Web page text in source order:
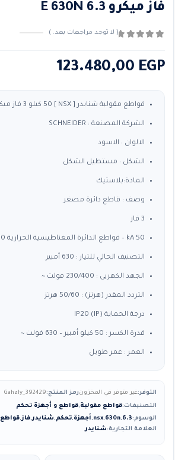
فاز ميكرو 6.3 E 630N
( لا توجد مراجعات بعد. )
123.480,00 EGP
قواطع مقولبة شنايدر [ NSX ] 50 كيلو 3 فاز ميكرو 6.3 E 630N
الشركة المصنعة : SCHNEIDER
الالوان : الاسود
الشكل : مستطيل الشكل
المادة:بلاستيك
وصف : قاطع دائرة مصغر
3 فاز
50 kA – قواطع الدائرة المغناطيسية الحرارية 630 A
التصنيف الحالي للتيار : 630 أمبير
الجهد الكهربى : 230/400 فولت ~
التردد المقدر (هرتز) : 50/60 هرتز
درجة الحماية (IP) IP20
قدرة الكسر : 50 كيلو أمبير – 630 فولت ~
العمر : عمر طويل
التوفر:غير متوفر في المخزونرمز المنتج:Gahzly_392429
التصنيفات:قواطع مقولبة,قواطع و أجهزة تحكم
الوسوم:6.3
,
630n
,
nsx
,أجهزة,تحكم,شنايدر,فاز,قواطع
العلامة التجارية:شنايدر